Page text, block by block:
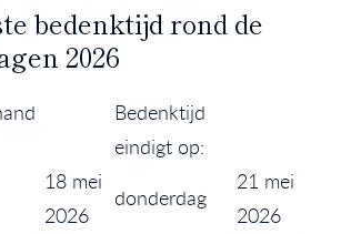
bedenktijd rond de
2026
Bedenktijd
eindigt op:
18 mei
2026
donderdag
21 mei
2026